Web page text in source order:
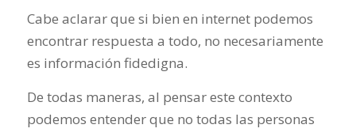
Cabe aclarar que si bien en internet podemos
encontrar respuesta a todo, no necesariamente
es información fidedigna.
De todas maneras, al pensar este contexto
podemos entender que no todas las personas